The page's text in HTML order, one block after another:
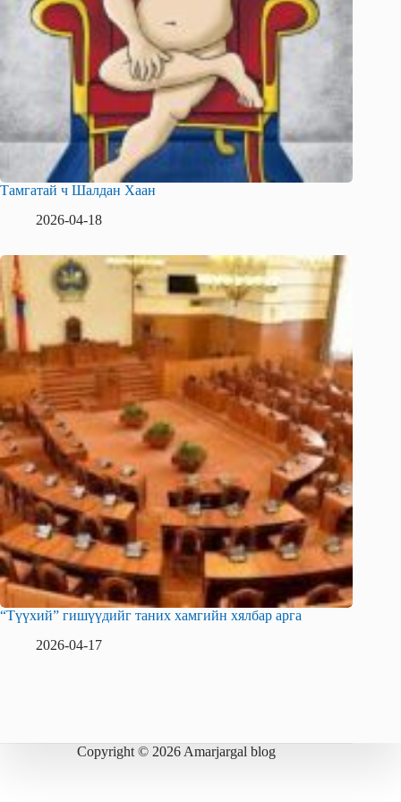
Тамгатай ч Шалдан Хаан
2026-04-18
“Түүхий” гишүүдийг таних хамгийн хялбар арга
2026-04-17
Copyright © 2026 Amarjargal blog